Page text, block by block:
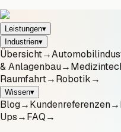
Leistungen▾
Industrien▾
Übersicht→
& Anlagenbau→
Raumfahrt→Robotik→
Wissen▾
Blog→Kundenreferenzen→
Ups→FAQ→